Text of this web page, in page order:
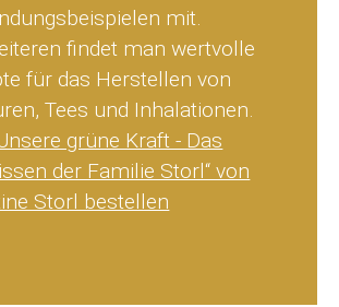
mit.
findet man wertvolle
für das Herstellen von
Tees und Inhalationen.
grüne Kraft - Das
der Familie Storl“ von
Storl bestellen